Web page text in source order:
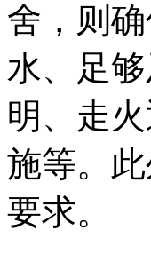
舍，则
水、足
明、走
施等。
要求。